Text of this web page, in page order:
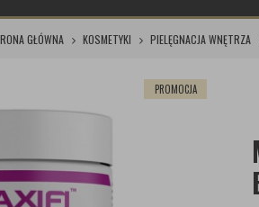
GŁÓWNA KOSMETYKI PIELĘGNACJA WNĘTRZA
PROMOCJA